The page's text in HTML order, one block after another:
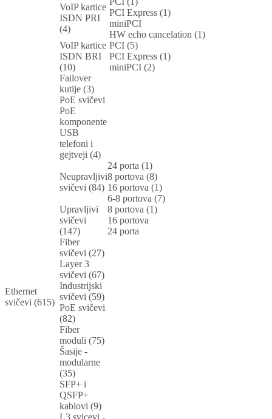
VoIP kartice
ISDN PRI
(4)
PCI Express (1)
miniPCI
HW echo cancelation (1)
VoIP kartice
ISDN BRI
(10)
PCI (5)
PCI Express (1)
miniPCI (2)
Failover
kutije (3)
PoE svičevi
PoE
komponente
USB
telefoni i
gejtveji (4)
Ethernet
svičevi (615)
Neupravljivi
svičevi (84)
24 porta (1)
8 portova (8)
16 portova (1)
6-8 portova (7)
Upravljivi
svičevi
(147)
8 portova (1)
16 portova
24 porta
Fiber
svičevi (27)
Layer 3
svičevi (67)
Industrijski
svičevi (59)
PoE svičevi
(82)
Fiber
moduli (75)
Šasije -
modularne
(35)
SFP+ i
QSFP+
kablovi (9)